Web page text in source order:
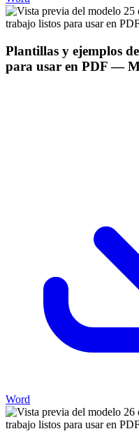
Plantillas y ejemplos
para usar en PDF—
Word